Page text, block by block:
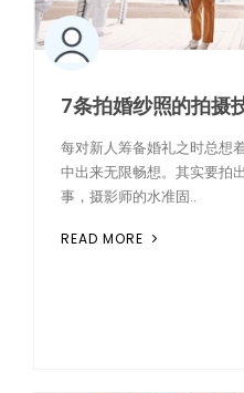
7条拍婚纱照的拍摄
每对新人筹备婚礼之时总想
中出来无限畅想。其实要拍
事，摄影师的水准固..
READ MORE